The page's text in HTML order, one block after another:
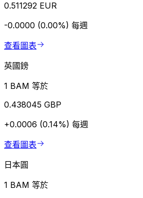
0.511292 EUR
-0.0000 (0.00%) 每週
查看圖表
英國鎊
1 BAM 等於
0.438045 GBP
+0.0006 (0.14%) 每週
查看圖表
日本圓
1 BAM 等於